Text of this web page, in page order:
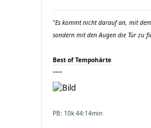
"Es kommt nicht darauf an, mit
sondern mit den Augen die Tür zu
Best of Tempohärte
----
PB: 10k 44:14min